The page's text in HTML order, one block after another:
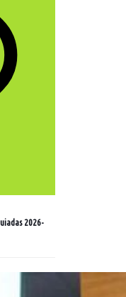
2026-